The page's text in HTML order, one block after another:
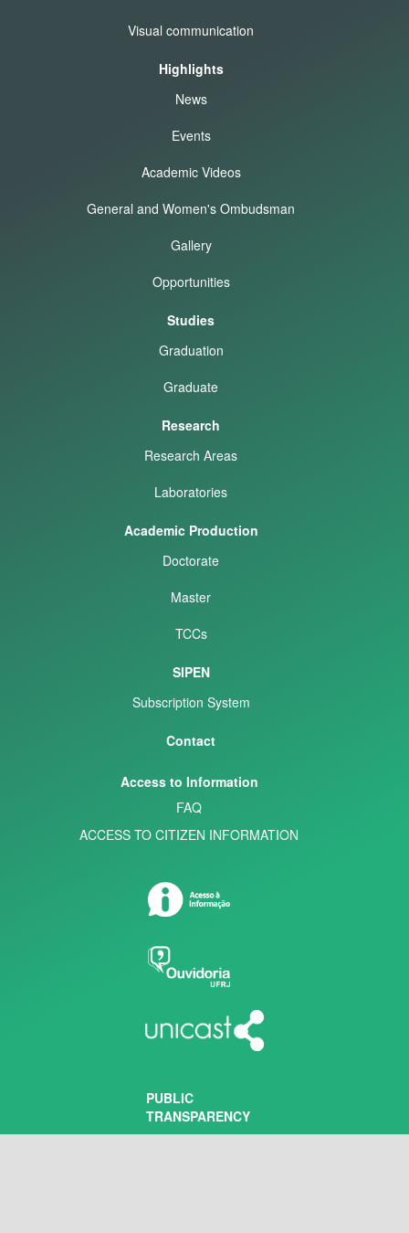
Visual communication
Highlights
News
Events
Academic Videos
General and Women's Ombudsman
Gallery
Opportunities
Studies
Graduation
Graduate
Research
Research Areas
Laboratories
Academic Production
Doctorate
Master
TCCs
SIPEN
Subscription System
Contact
Access to Information
FAQ
ACCESS TO CITIZEN INFORMATION
PUBLIC
TRANSPARENCY